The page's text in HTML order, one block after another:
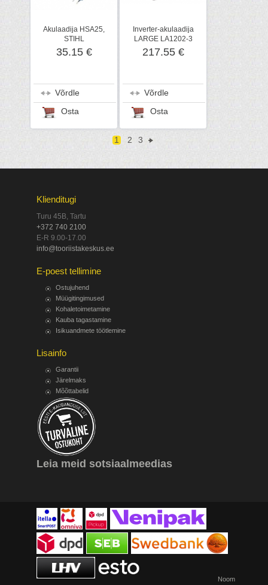
Akulaadija HSA25,
STIHL
35.15 €
Võrdle
Osta
Inverter-akulaadija
LARGE LA1202-3
15A/12 V, Keepower
217.55 €
Võrdle
Osta
1 2 3
Klienditugi
Turu 45B, Tartu
+372 740 2100
E-R 9.00-17.00
info@tooriistakeskus.ee
E-poest tellimine
Ostujuhend
Müügitingimused
Kohaletoimetamine
Kauba tagastamine
Isikuandmete töötlemine
Lisainfo
Garantii
Järelmaks
Mõõttabelid
Leia meid sotsiaalmeedias
Noom